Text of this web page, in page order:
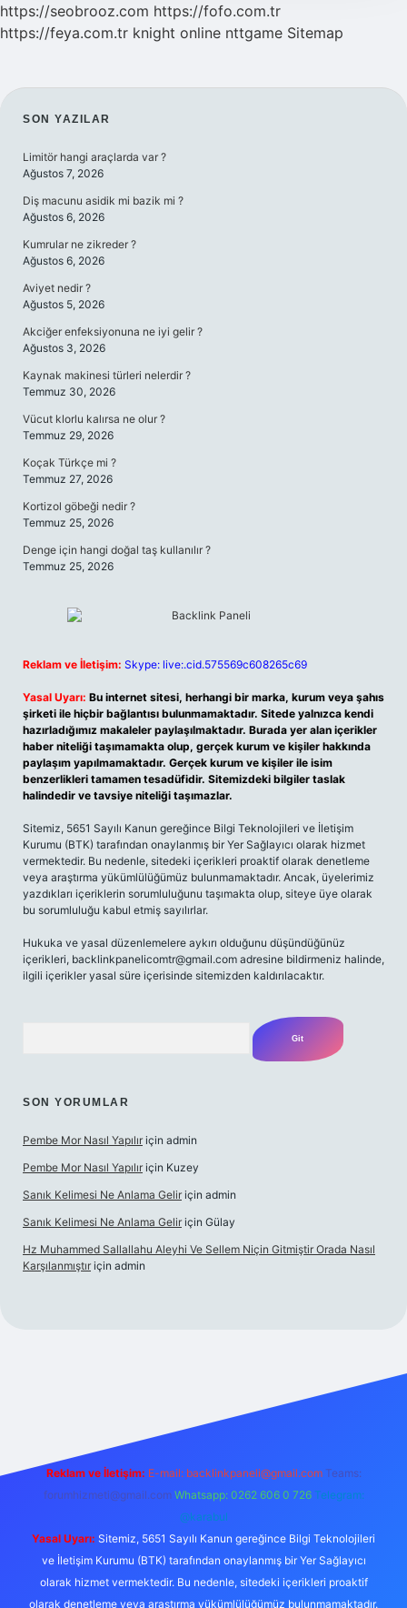
https://seobrooz.com https://fofo.com.tr
https://feya.com.tr knight online nttgame Sitemap
SIDEBAR
SON YAZILAR
Limitör hangi araçlarda var ?
Ağustos 7, 2026
Diş macunu asidik mi bazik mi ?
Ağustos 6, 2026
Kumrular ne zikreder ?
Ağustos 6, 2026
Aviyet nedir ?
Ağustos 5, 2026
Akciğer enfeksiyonuna ne iyi gelir ?
Ağustos 3, 2026
Kaynak makinesi türleri nelerdir ?
Temmuz 30, 2026
Vücut klorlu kalırsa ne olur ?
Temmuz 29, 2026
Koçak Türkçe mi ?
Temmuz 27, 2026
Kortizol göbeği nedir ?
Temmuz 25, 2026
Denge için hangi doğal taş kullanılır ?
Temmuz 25, 2026
Reklam ve İletişim: Skype: live:.cid.575569c608265c69
Yasal Uyarı: Bu internet sitesi, herhangi bir marka, kurum veya şahıs
şirketi ile hiçbir bağlantısı bulunmamaktadır. Sitede yalnızca kendi
hazırladığımız makaleler paylaşılmaktadır. Burada yer alan içerikler
haber niteliği taşımamakta olup, gerçek kurum ve kişiler hakkında
paylaşım yapılmamaktadır. Gerçek kurum ve kişiler ile isim
benzerlikleri tamamen tesadüfidir. Sitemizdeki bilgiler taslak
halindedir ve tavsiye niteliği taşımazlar.
Sitemiz, 5651 Sayılı Kanun gereğince Bilgi Teknolojileri ve İletişim
Kurumu (BTK) tarafından onaylanmış bir Yer Sağlayıcı olarak hizmet
vermektedir. Bu nedenle, sitedeki içerikleri proaktif olarak denetleme
veya araştırma yükümlülüğümüz bulunmamaktadır. Ancak, üyelerimiz
yazdıkları içeriklerin sorumluluğunu taşımakta olup, siteye üye olarak
bu sorumluluğu kabul etmiş sayılırlar.
Hukuka ve yasal düzenlemelere aykırı olduğunu düşündüğünüz
içerikleri, backlinkpanelicomtr@gmail.com adresine bildirmeniz halinde,
ilgili içerikler yasal süre içerisinde sitemizden kaldırılacaktır.
SON YORUMLAR
Pembe Mor Nasıl Yapılır için admin
Pembe Mor Nasıl Yapılır için Kuzey
Sanık Kelimesi Ne Anlama Gelir için admin
Sanık Kelimesi Ne Anlama Gelir için Gülay
Hz Muhammed Sallallahu Aleyhi Ve Sellem Niçin Gitmiştir Orada Nasıl
Karşılanmıştır için admin
Reklam ve İletişim: E-mail: backlinkpaneli@gmail.com Teams:
forumhizmeti@gmail.com Whatsapp: 0262 606 0 726 Telegram:
@karabul
Yasal Uyarı: Sitemiz, 5651 Sayılı Kanun gereğince Bilgi Teknolojileri
ve İletişim Kurumu (BTK) tarafından onaylanmış bir Yer Sağlayıcı
olarak hizmet vermektedir. Bu nedenle, sitedeki içerikleri proaktif
olarak denetleme veya araştırma yükümlülüğümüz bulunmamaktadır.